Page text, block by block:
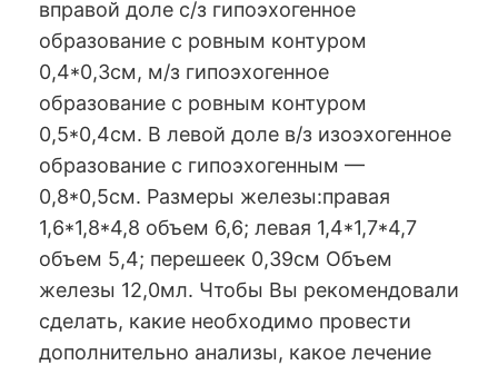
вправой доле с/з гипоэхогенное
образование с ровным контуром
0,4*0,3см, м/з гипоэхогенное
образование с ровным контуром
0,5*0,4см. В левой доле в/з изоэхогенное
образование с гипоэхогенным —
0,8*0,5см. Размеры железы:правая
1,6*1,8*4,8 объем 6,6; левая 1,4*1,7*4,7
объем 5,4; перешеек 0,39см Объем
железы 12,0мл. Чтобы Вы рекомендовали
сделать, какие необходимо провести
дополнительно анализы, какое лечение